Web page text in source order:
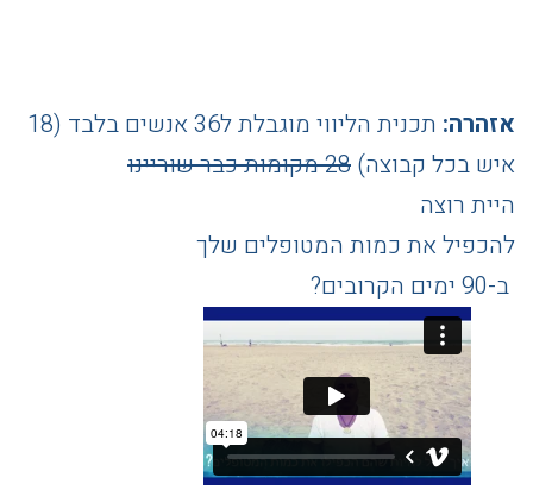
אזהרה:
תכנית הליווי מוגבלת ל36 אנשים בלבד (18
איש בכל קבוצה) 28 מקומות כבר שוריינו
היית רוצה
להכפיל את כמות המטופלים שלך
ב-90 ימים הקרובים?